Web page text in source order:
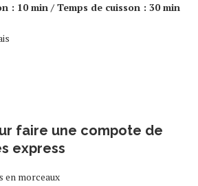
: 10 min / Temps de cuisson : 30 min
faire une compote de
express
en morceaux